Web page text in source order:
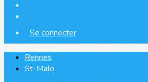
Se connecter
Rennes
St-Malo